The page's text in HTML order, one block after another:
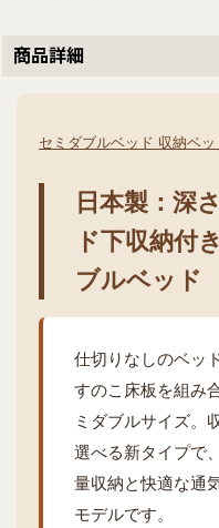
商品詳細
セミダブルベッド 収納ベ
日本製：深
ド下収納付
ブルベッド
仕切りなしのベッ
すのこ床板を組み
ミダブルサイズ。
選べる新タイプで
量収納と快適な通
モデルです。